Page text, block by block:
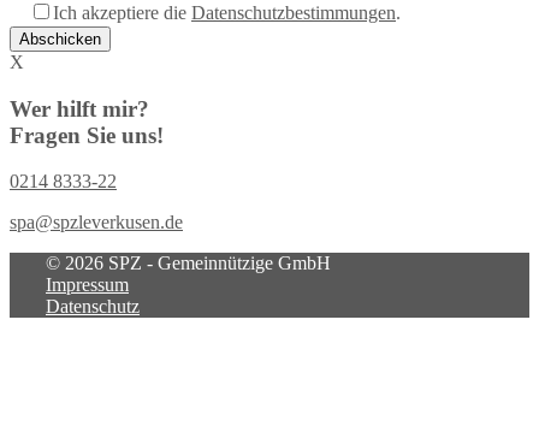
Ich akzeptiere die Datenschutzbestimmungen.
Bitte
lasse
Feld
leer.
X
Wer hilft mir?
Fragen Sie uns!
0214 8333-22
spa@spzleverkusen.de
© 2026 SPZ - Gemeinnützige GmbH
Impressum
Datenschutz